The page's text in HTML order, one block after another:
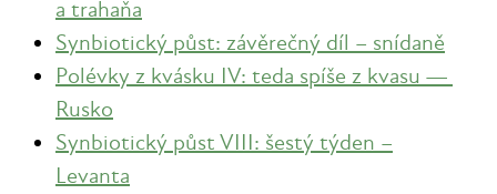
a trahaňa
Synbiotický půst: závěrečný díl – snídaně
Polévky z kvásku IV: teda spíše z kvasu —
Rusko
Synbiotický půst VIII: šestý týden –
Levanta